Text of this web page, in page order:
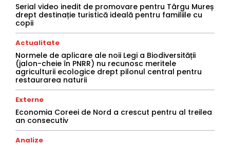
Serial video inedit de promovare pentru Târgu Mureș
drept destinație turistică ideală pentru familiile cu
copii
Actualitate
Normele de aplicare ale noii Legi a Biodiversității
(jalon-cheie în PNRR) nu recunosc meritele
agriculturii ecologice drept pilonul central pentru
restaurarea naturii
Externe
Economia Coreei de Nord a crescut pentru al treilea
an consecutiv
Analize